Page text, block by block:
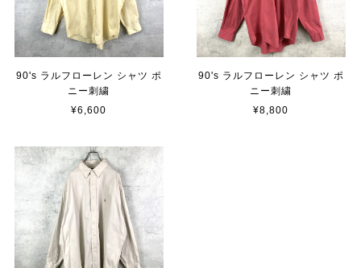
90's ラルフローレン シャツ ポ
ニー刺繍
¥6,600
90's ラルフローレン シャツ ポ
ニー刺繍
¥8,800